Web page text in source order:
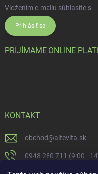
Vložením e-mailu súhlasíte s
Prihlásiť sa
PRIJÍMAME ONLINE
KONTAKT
obchod@altevita.sk
0948 280 711 (9:00 -